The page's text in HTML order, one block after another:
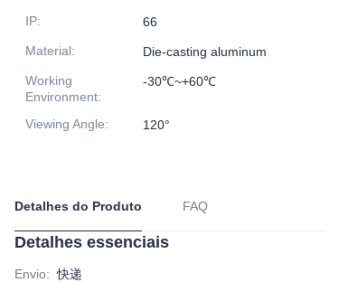
IP:
66
Material:
Die-casting aluminum
Working
Environment:
-30℃~+60℃
Viewing Angle: 120°
Detalhes do Produto FAQ
Detalhes essenciais
Envio: 快递